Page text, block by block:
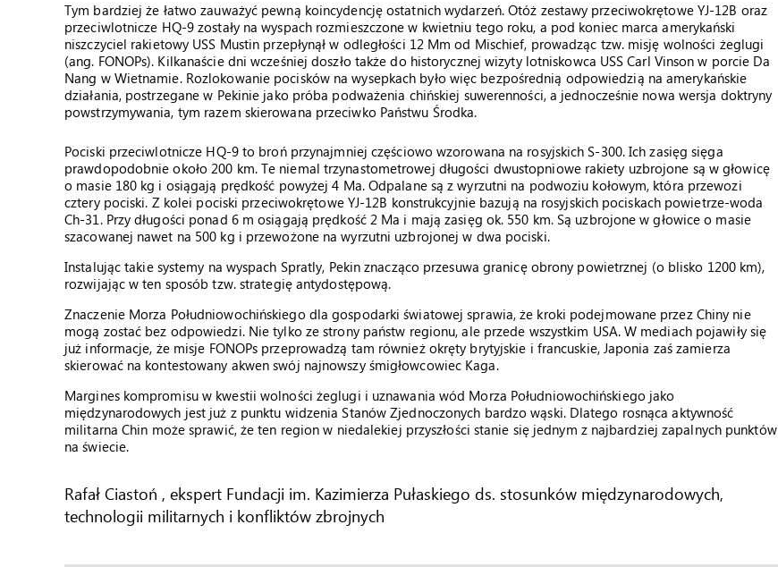
Tym bardziej że łatwo zauważyć pewną koincydencję ostatnich wydarzeń. Otóż zestawy przeciwokrętowe YJ-12B oraz
przeciwlotnicze HQ-9 zostały na wyspach rozmieszczone w kwietniu tego roku, a pod koniec marca amerykański
niszczyciel rakietowy USS Mustin przepłynął w odległości 12 Mm od Mischief, prowadząc tzw. misję wolności żeglugi
(ang. FONOPs). Kilkanaście dni wcześniej doszło także do historycznej wizyty lotniskowca USS Carl Vinson w porcie Da
Nang w Wietnamie. Rozlokowanie pocisków na wysepkach było więc bezpośrednią odpowiedzią na amerykańskie
działania, postrzegane w Pekinie jako próba podważenia chińskiej suwerenności, a jednocześnie nowa wersja doktryny
powstrzymywania, tym razem skierowana przeciwko Państwu Środka.
Pociski przeciwlotnicze HQ-9 to broń przynajmniej częściowo wzorowana na rosyjskich S-300. Ich zasięg sięga
prawdopodobnie około 200 km. Te niemal trzynastometrowej długości dwustopniowe rakiety uzbrojone są w głowicę
o masie 180 kg i osiągają prędkość powyżej 4 Ma. Odpalane są z wyrzutni na podwoziu kołowym, która przewozi
cztery pociski. Z kolei pociski przeciwokrętowe YJ-12B konstrukcyjnie bazują na rosyjskich pociskach powietrze-woda
Ch-31. Przy długości ponad 6 m osiągają prędkość 2 Ma i mają zasięg ok. 550 km. Są uzbrojone w głowice o masie
szacowanej nawet na 500 kg i przewożone na wyrzutni uzbrojonej w dwa pociski.
Instalując takie systemy na wyspach Spratly, Pekin znacząco przesuwa granicę obrony powietrznej (o blisko 1200 km),
rozwijając w ten sposób tzw. strategię antydostępową.
Znaczenie Morza Południowochińskiego dla gospodarki światowej sprawia, że kroki podejmowane przez Chiny nie
mogą zostać bez odpowiedzi. Nie tylko ze strony państw regionu, ale przede wszystkim USA. W mediach pojawiły się
już informacje, że misje FONOPs przeprowadzą tam również okręty brytyjskie i francuskie, Japonia zaś zamierza
skierować na kontestowany akwen swój najnowszy śmigłowcowiec Kaga.
Margines kompromisu w kwestii wolności żeglugi i uznawania wód Morza Południowochińskiego jako
międzynarodowych jest już z punktu widzenia Stanów Zjednoczonych bardzo wąski. Dlatego rosnąca aktywność
militarna Chin może sprawić, że ten region w niedalekiej przyszłości stanie się jednym z najbardziej zapalnych punktów
na świecie.
Rafał Ciastoń , ekspert Fundacji im. Kazimierza Pułaskiego ds. stosunków międzynarodowych,
technologii militarnych i konfliktów zbrojnych